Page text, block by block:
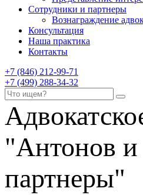
Сотрудники и партнеры
Вознаграждение
Консультация
Наша практика
Контакты
+7 (846) 212-99-71
+7 (499) 288-34-32
"Антонов и
партнеры"